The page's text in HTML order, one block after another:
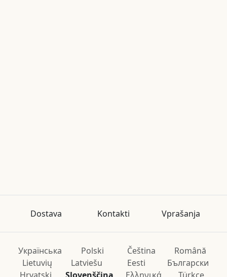
Dostava Kontakti Vprašanja
Українська Polski Čeština
Română
Lietuvių
Latviešu Eesti
Български